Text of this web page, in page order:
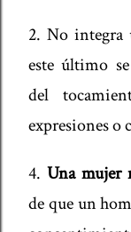
2. No integra
este último
del
expresiones o
4. Una mujer
de que un